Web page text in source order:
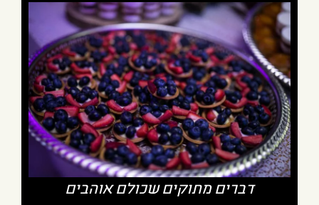
דברים מתוקים שכולם אוהבים